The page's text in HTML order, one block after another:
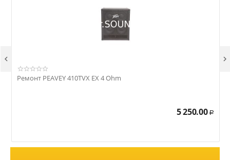
Ремонт PEAVEY 410TVX EX 4 Ohm
5 250.00 Р
 